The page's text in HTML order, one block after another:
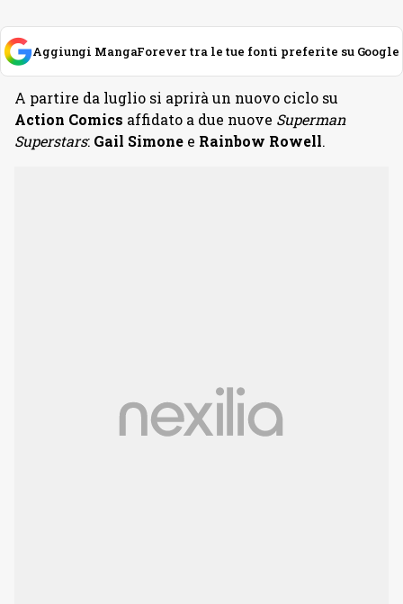
Aggiungi MangaForever tra le tue fonti preferite su Google
A partire da luglio si aprirà un nuovo ciclo su
Action Comics affidato a due nuove Superman
Superstars: Gail Simone e Rainbow Rowell.